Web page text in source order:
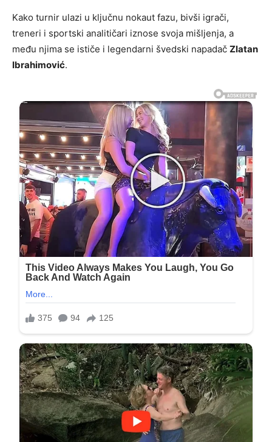
Kako turnir ulazi u ključnu nokaut fazu, bivši igrači,
treneri i sportski analitičari iznose svoja mišljenja, a
među njima se ističe i legendarni švedski napadač Zlatan
Ibrahimović.